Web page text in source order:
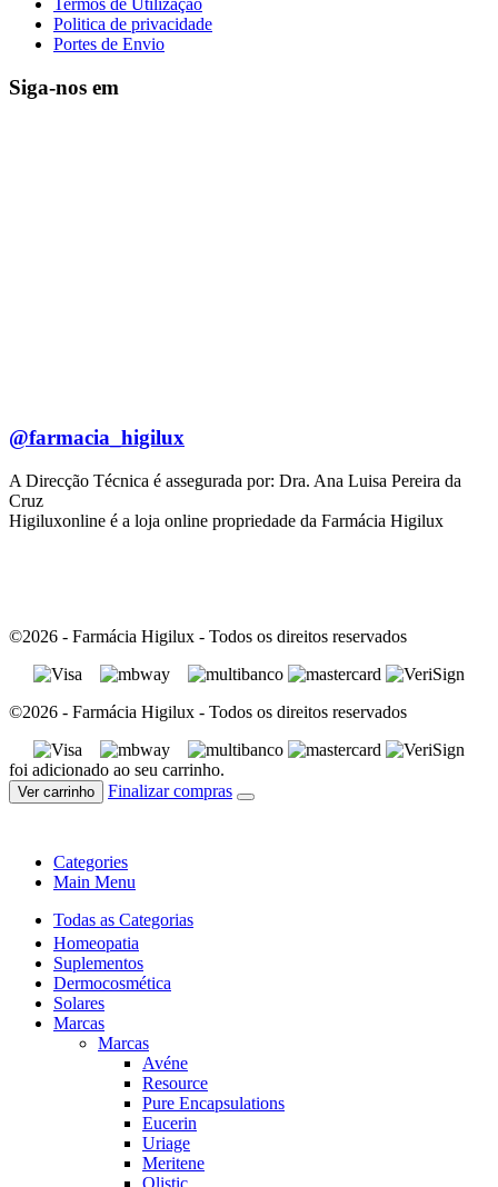
Termos de Utilização
Politica de privacidade
Portes de Envio
Siga-nos em
@farmacia_higilux
A Direcção Técnica é assegurada por: Dra. Ana Luisa Pereira da
Cruz
Higiluxonline é a loja online propriedade da Farmácia Higilux
©2026 - Farmácia Higilux - Todos os direitos reservados
©2026 - Farmácia Higilux - Todos os direitos reservados
foi adicionado ao seu carrinho.
Ver carrinho Finalizar compras
Categories
Main Menu
Todas as Categorias
Homeopatia
Suplementos
Dermocosmética
Solares
Marcas
Marcas
Avéne
Resource
Pure Encapsulations
Eucerin
Uriage
Meritene
Olistic